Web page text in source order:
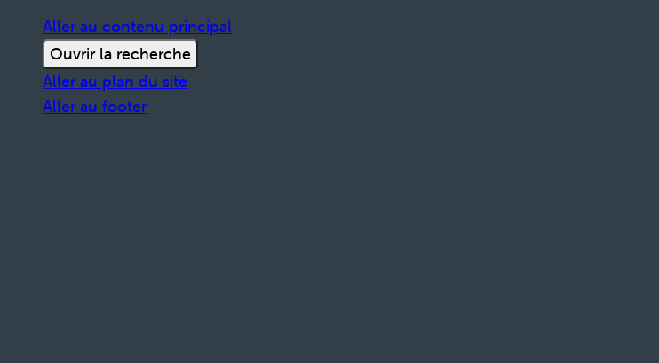
Aller au contenu principal
Ouvrir la recherche
Aller au plan du site
Aller au footer